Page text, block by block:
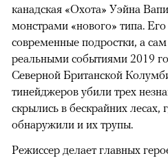
канадская «Охота» Уэйна
монстрами «нового» типа.
современные подростки, а
реальными событиями 2019
Северной Британской
тинейджеров убили трех
скрылись в бескрайних лесах,
обнаружили и их трупы.
Режиссер делает главных